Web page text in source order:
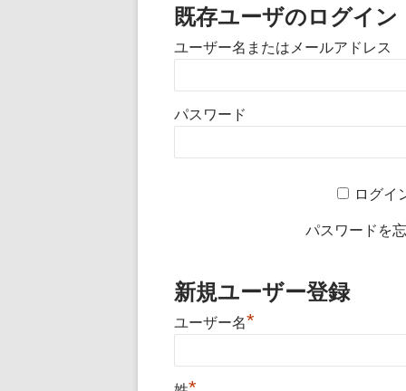
既存ユーザのログイン
ユーザー名またはメールアドレス
パスワード
ログイ
パスワードを
新規ユーザー登録
ユーザー名*